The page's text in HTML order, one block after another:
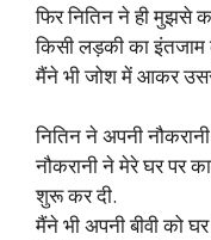
फिर नितिन ने ही मुझसे
किसी लड़की का
मैंने भी जोश में आकर उससे
नितिन ने अपनी
नौकरानी ने मेरे घर पर
शुरू कर दी.
मैंने भी अपनी बीवी को